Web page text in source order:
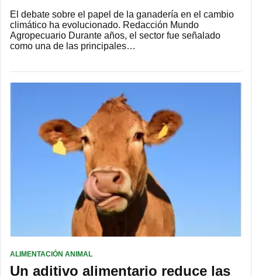
El debate sobre el papel de la ganadería en el cambio
climático ha evolucionado. Redacción Mundo
Agropecuario Durante años, el sector fue señalado
como una de las principales…
ALIMENTACIÓN ANIMAL
Un aditivo alimentario reduce las